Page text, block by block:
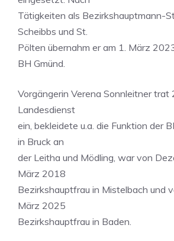
Tätigkeiten als Bezirkshauptmann-
Scheibbs und St.
Pölten übernahm er am 1. März
BH Gmünd.
Vorgängerin Verena Sonnleitner trat
Landesdienst
ein, bekleidete u.a. die Funktion der
in Bruck an
der Leitha und Mödling, war von
März 2018
Bezirkshauptfrau in Mistelbach und
März 2025
Bezirkshauptfrau in Baden.